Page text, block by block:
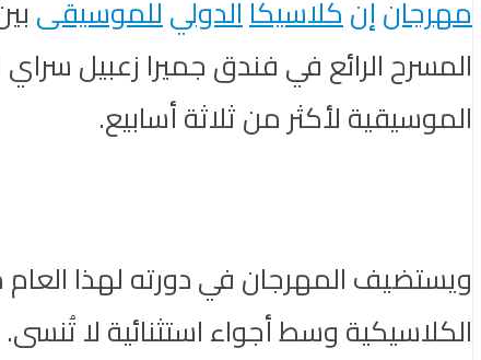
مهرجانإنكلاسيكاالدوليللموسيقى
المسرح الرائع في فندق جميرا زعبيل
الموسيقية لأكثر من ثلاثة أسابيع.
ويستضيف المهرجان في دورته لهذا
الكلاسيكية وسط أجواء استثنائية لا تُنسى.